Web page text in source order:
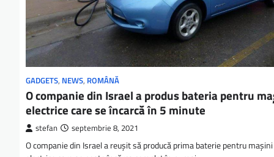
GADGETS, NEWS, ROMÂNĂ
O companie din Israel a produs bateria pentru
electrice care se încarcă în 5 minute
stefan septembrie 8, 2021
O companie din Israel a reușit să producă prima baterie pentru mașini